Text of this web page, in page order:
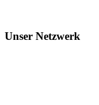
Unser Netzwerk